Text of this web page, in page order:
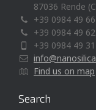
87036 Rende
+39 0984 49
+39 0984 49 62
+39 0984 49
Find us on map
Search